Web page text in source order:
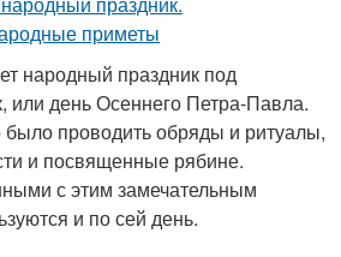
народный праздник под
или день Осеннего Петра-Павла.
проводить обряды и ритуалы,
и посвященные рябине.
с этим замечательным
и по сей день.